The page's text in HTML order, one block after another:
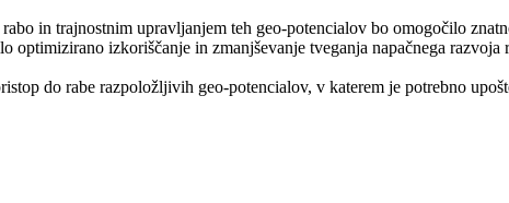
in trajnostnim upravljanjem teh geo-potencialov bo omogočilo
izkoriščanje in zmanjševanje tveganja napačnega razvoja
do rabe razpoložljivih geo-potencialov, v katerem je potrebno